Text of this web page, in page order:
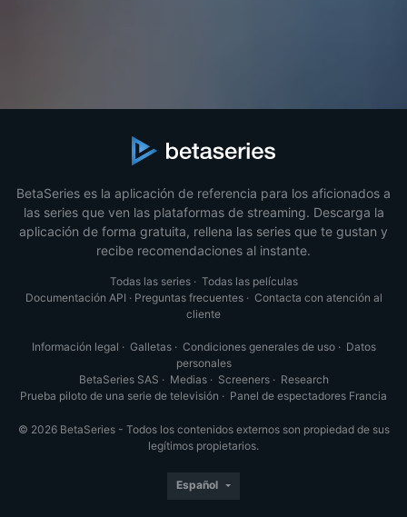
BetaSeries es la aplicación de referencia para los aficionados a
las series que ven las plataformas de streaming. Descarga la
aplicación de forma gratuita, rellena las series que te gustan y
recibe recomendaciones al instante.
Todas las series· Todas las películas
Documentación API · Preguntas frecuentes· Contacta con atención al
cliente
Información legal · Galletas· Condiciones generales de uso· Datos
personales
BetaSeries SAS · Medias· Screeners· Research
Prueba piloto de una serie de televisión · Panel de espectadores Francia
© 2026 BetaSeries - Todos los contenidos externos son propiedad de sus
legítimos propietarios.
Español